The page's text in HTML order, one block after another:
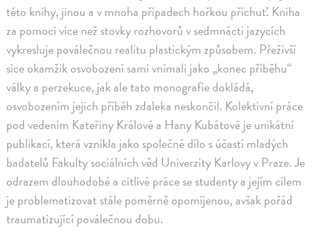
této knihy, jinou a v mnoha případech hořkou příchuť. Kniha
za pomoci více než stovky rozhovorů v sedmnácti jazycích
vykresluje poválečnou realitu plastickým způsobem. Přeživší
sice okamžik osvobození sami vnímali jako „konec příběhu“
války a perzekuce, jak ale tato monografie dokládá,
osvobozením jejich příběh zdaleka neskončil. Kolektivní práce
pod vedením Kateřiny Králové a Hany Kubátové je unikátní
publikací, která vznikla jako společné dílo s účastí mladých
badatelů Fakulty sociálních věd Univerzity Karlovy v Praze. Je
odrazem dlouhodobé a citlivé práce se studenty a jejím cílem
je problematizovat stále poměrně opomíjenou, avšak pořád
traumatizující poválečnou dobu.